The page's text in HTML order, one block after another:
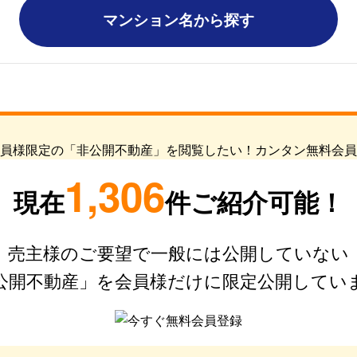
マンション名から探す
現在1,306件ご紹介可能！
売主様のご要望で一般には公開していない
開不動産」を会員様だけに限定公開してい